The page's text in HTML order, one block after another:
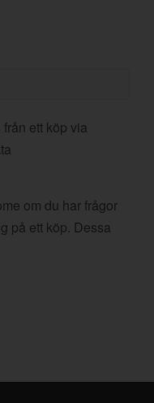
ett köp via
om du har frågor
på ett köp. Dessa